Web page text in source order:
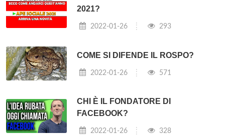
2021?
2022-01-26 293
COME SI DIFENDE IL ROSPO?
2022-01-26 571
CHI È IL FONDATORE DI
FACEBOOK?
2022-01-26 328